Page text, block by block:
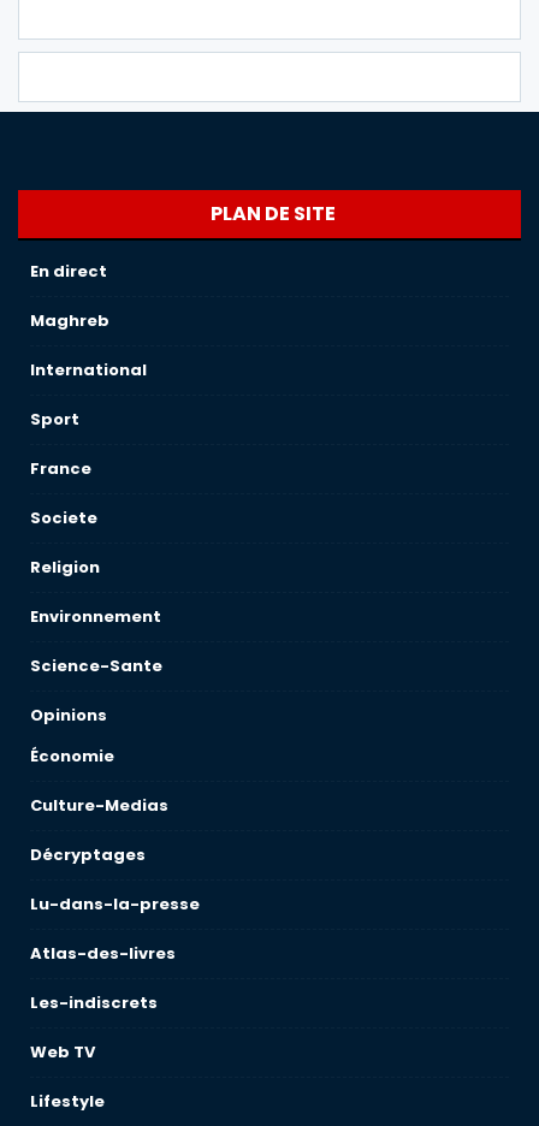
PLAN DE SITE
En direct
Maghreb
International
Sport
France
Societe
Religion
Environnement
Science-Sante
Opinions
Économie
Culture-Medias
Décryptages
Lu-dans-la-presse
Atlas-des-livres
Les-indiscrets
Web TV
Lifestyle